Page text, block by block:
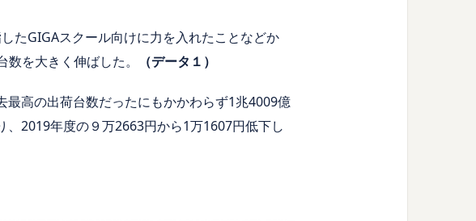
たGIGAスクール向けに力を入れたことなどか
を大きく伸ばした。
（データ１）
高の出荷台数だったにもかかわらず1兆4009億
2019年度の９万2663円から1万1607円低下し